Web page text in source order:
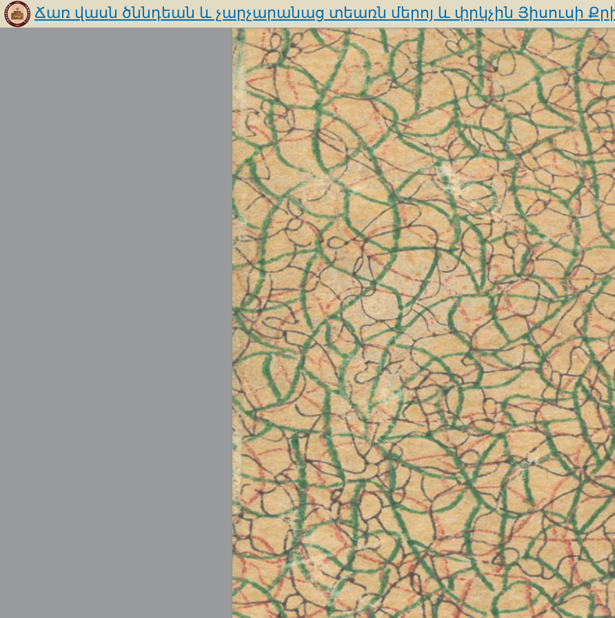
Ճառ վասն ծննդեան և չարչարանաց տեառն մերոյ և փրկչին Յիսուսի